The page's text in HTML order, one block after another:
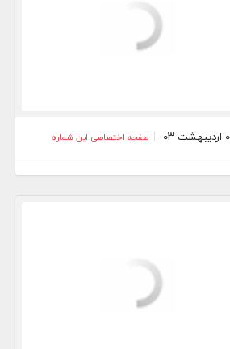
صفحه اختصاصی این شماره